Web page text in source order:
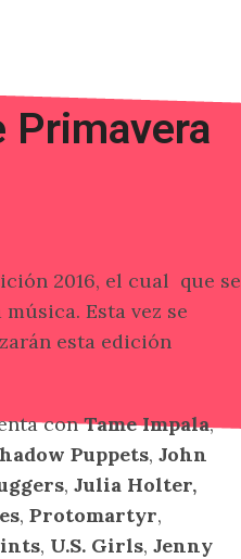
Primavera
2016, el cual que se
Esta vez se
esta edición
conTame Impala,
Puppets, John
, Julia Holter,
, Protomartyr,
, U.S. Girls, Jenny